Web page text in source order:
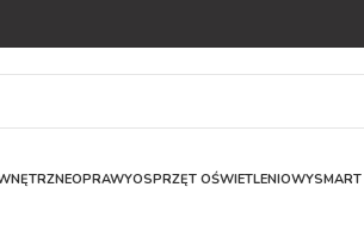
OPRAWYOSPRZĘT OŚWIETLENIOWYSMART